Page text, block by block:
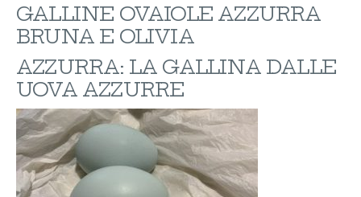
GALLINE OVAIOLE AZZURRA
BRUNA E OLIVIA
AZZURRA: LA GALLINA DALLE
UOVA AZZURRE